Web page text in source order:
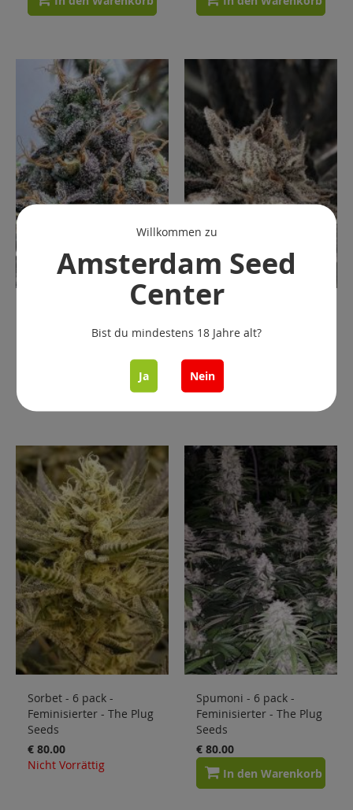
Feminisierter - The Plug
- Feminisierter - The
Plug Seeds
€ 69.00
In den Warenkorb
Sorbet - 6 pack -
Feminisierter - The Plug
Seeds
€ 80.00
Nicht Vorrättig
Spumoni - 6 pack -
Feminisierter - The Plug
Seeds
€ 80.00
In den Warenkorb
Willkommen zu
Amsterdam Seed
Center
Bist du mindestens 18 Jahre alt?
Ja Nein